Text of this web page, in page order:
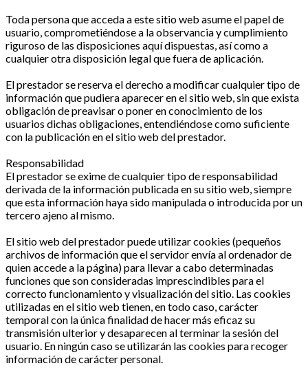
Toda persona que acceda a este sitio web asume el papel de
usuario, comprometiéndose a la observancia y cumplimiento
riguroso de las disposiciones aquí dispuestas, así como a
cualquier otra disposición legal que fuera de aplicación.
El prestador se reserva el derecho a modificar cualquier tipo de
información que pudiera aparecer en el sitio web, sin que exista
obligación de preavisar o poner en conocimiento de los
usuarios dichas obligaciones, entendiéndose como suficiente
con la publicación en el sitio web del prestador.
Responsabilidad
El prestador se exime de cualquier tipo de responsabilidad
derivada de la información publicada en su sitio web, siempre
que esta información haya sido manipulada o introducida por un
tercero ajeno al mismo.
El sitio web del prestador puede utilizar cookies (pequeños
archivos de información que el servidor envía al ordenador de
quien accede a la página) para llevar a cabo determinadas
funciones que son consideradas imprescindibles para el
correcto funcionamiento y visualización del sitio. Las cookies
utilizadas en el sitio web tienen, en todo caso, carácter
temporal con la única finalidad de hacer más eficaz su
transmisión ulterior y desaparecen al terminar la sesión del
usuario. En ningún caso se utilizarán las cookies para recoger
información de carácter personal.